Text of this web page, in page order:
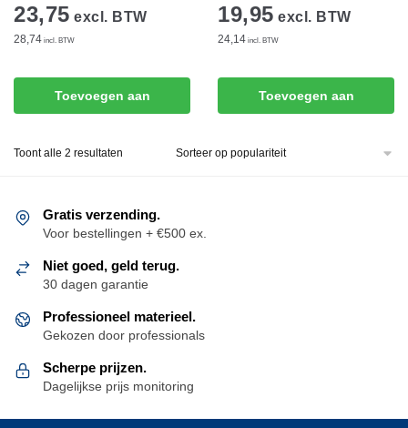
23,75 excl. BTW
28,74 incl. BTW
Toevoegen aan
19,95 excl. BTW
24,14 incl. BTW
Toevoegen aan
Toont alle 2 resultaten Gesorteerd
Gratis verzending.
Voor bestellingen + €500 ex.
Niet goed, geld terug.
30 dagen garantie
Professioneel materieel.
Gekozen door professionals
Scherpe prijzen.
Dagelijkse prijs monitoring